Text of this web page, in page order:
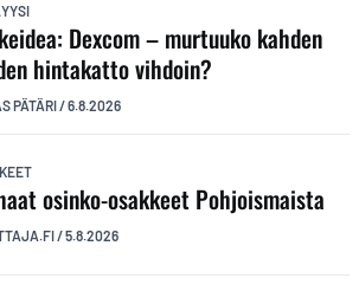
Dexcom – murtuuko kahden
hintakatto vihdoin?
PÄTÄRI/6.8.2026
osinko-osakkeet Pohjoismaista
/5.8.2026